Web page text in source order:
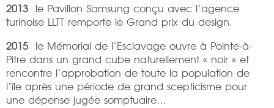
2013 le Pavillon Samsung conçu avec l’agence
turinoise LLTT remporte le Grand prix du design.
2015 le Mémorial de l’Esclavage ouvre à Pointe-à-
Pitre dans un grand cube naturellement « noir » et
rencontre l’approbation de toute la population de
l’île après une période de grand scepticisme pour
une dépense jugée somptuaire…